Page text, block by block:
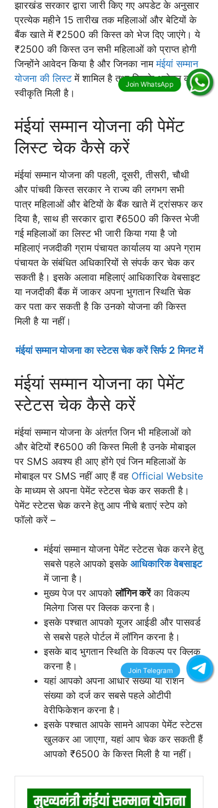
झारखंड सरकार द्वारा जारी किए गए अपडेट के अनुसार
प्रत्येक महीने 15 तारीख तक महिलाओं और बेटियों के
बैंक खाते में ₹2500 की किस्त को भेज दिए जाएंगे। ये
₹2500 की किस्त उन सभी महिलाओं को प्राप्त होगी
जिन्होंने आवेदन किया है और जिनका नाममंईयां सम्मान
योजना की लिस्टमें शामिल है तथा जिनके आवेदन को
स्वीकृति मिली है।
मंईयां सम्मान योजना की पेमेंट
लिस्ट चेक कैसे करें
मंईयां सम्मान योजना की पहली, दूसरी, तीसरी, चौथी
और पांचवी किस्त सरकार ने राज्य की लगभग सभी
पात्र महिलाओं और बेटियों के बैंक खाते में ट्रांसफर कर
दिया है, साथ ही सरकार द्वारा ₹6500 की किस्त भेजी
गई महिलाओं का लिस्ट भी जारी किया गया है जो
महिलाएं नजदीकी ग्राम पंचायत कार्यालय या अपने ग्राम
पंचायत के संबंधित अधिकारियों से संपर्क कर चेक कर
सकती है। इसके अलावा महिलाएं आधिकारिक वेबसाइट
या नजदीकी बैंक में जाकर अपना भुगतान स्थिति चेक
कर पता कर सकती है कि उनको योजना की किस्त
मिली है या नहीं।
मंईयां सम्मान योजना का स्टेटस चेक करें सिर्फ 2 मिनट में
मंईयां सम्मान योजना का पेमेंट
स्टेटस चेक कैसे करें
मंईयां सम्मान योजना के अंतर्गत जिन भी महिलाओं को
और बेटियों ₹6500 की किस्त मिली है उनके मोबाइल
पर SMS अवश्य ही आए होंगे एवं जिन महिलाओं के
मोबाइल पर SMS नहीं आए हैं वह Official Website
के माध्यम से अपना पेमेंट स्टेटस चेक कर सकती है।
पेमेंट स्टेटस चेक करने हेतु आप नीचे बताएं स्टेप को
फॉलो करें –
मंईयां सम्मान योजना पेमेंट स्टेटस चेक करने हेतु
सबसे पहले आपको इसके आधिकारिक वेबसाइट
में जाना है।
मुख्य पेज पर आपकोलॉगिन करेंका विकल्प
मिलेगा जिस पर क्लिक करना है।
इसके पश्चात आपको यूजर आईडी और पासवर्ड
से सबसे पहले पोर्टल में लॉगिन करना है।
इसके बाद भुगतान स्थिति के विकल्प पर क्लिक
करना है।
यहां आपको अपना आधार संख्या या राशन
संख्या को दर्ज कर सबसे पहले ओटीपी
वेरीफिकेशन करना है।
इसके पश्चात आपके सामने आपका पेमेंट स्टेटस
खुलकर आ जाएगा, यहां आप चेक कर सकती हैं
आपको ₹6500 के किस्त मिली है या नहीं।